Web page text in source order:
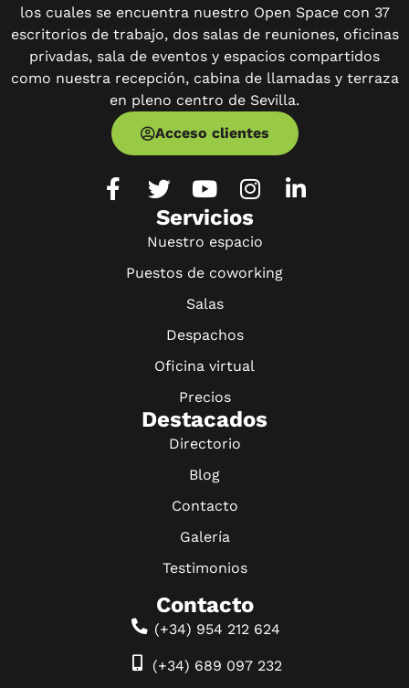
los cuales se encuentra nuestro Open Space con 37
escritorios de trabajo, dos salas de reuniones, oficinas
privadas, sala de eventos y espacios compartidos
como nuestra recepción, cabina de llamadas y terraza
en pleno centro de Sevilla.
Acceso clientes
Servicios
Nuestro espacio
Puestos de coworking
Salas
Despachos
Oficina virtual
Precios
Destacados
Directorio
Blog
Contacto
Galería
Testimonios
Contacto
(+34) 954 212 624
(+34) 689 097 232